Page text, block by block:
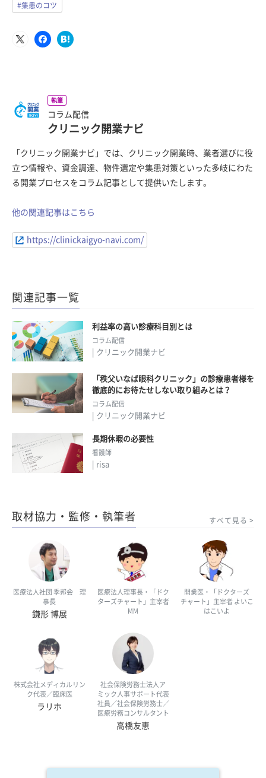
#集患のコツ
執筆
コラム配信
クリニック開業ナビ
「クリニック開業ナビ」では、クリニック開業時、業者選びに役
立つ情報や、資金調達、物件選定や集患対策といった多岐にわた
る開業プロセスをコラム記事として提供いたします。
他の関連記事はこちら
https://clinickaigyo-navi.com/
関連記事一覧
利益率の高い診療科目別とは
コラム配信
| クリニック開業ナビ
「秩父いなば眼科クリニック」の診療患者様を
徹底的にお待たせしない取り組みとは？
コラム配信
| クリニック開業ナビ
長期休暇の必要性
看護師
| risa
取材協力・監修・執筆者 すべて見る
医療法人社団 季邦会 理
事長
鎌形 博展
医療法人理事長・「ドク
ターズチャート」主宰者
MM
開業医・「ドクターズ
チャート」主宰者 よいこ
はこいよ
株式会社メディカルリン
ク代表／臨床医
ラリホ
社会保険労務士法人ア
ミック人事サポート代表
社員／社会保険労務士／
医療労務コンサルタント
高橋友恵